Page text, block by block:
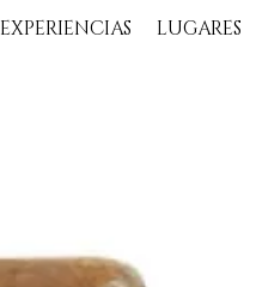
EXPERIENCIAS LUGARES